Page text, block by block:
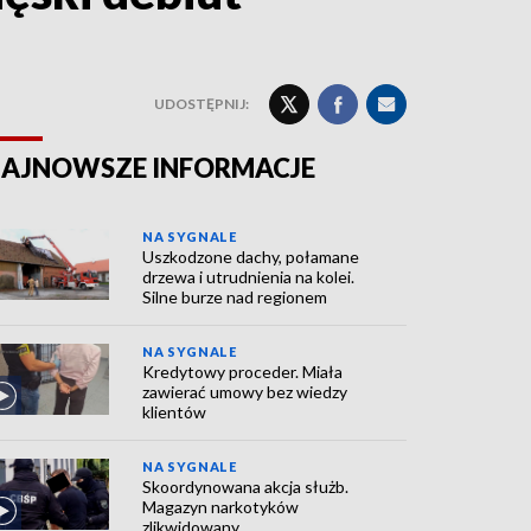
UDOSTĘPNIJ:
INFORMACJE
NA SYGNALE
Uszkodzone dachy, połamane
drzewa i utrudnienia na kolei.
Silne burze nad regionem
NA SYGNALE
Kredytowy proceder. Miała
zawierać umowy bez wiedzy
klientów
NA SYGNALE
Skoordynowana akcja służb.
Magazyn narkotyków
zlikwidowany